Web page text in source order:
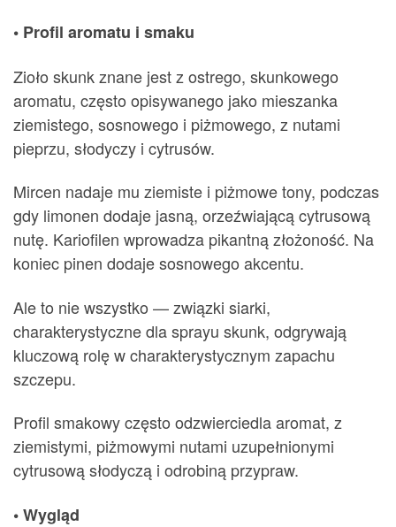
• Profil aromatu i smaku
Zioło skunk znane jest z ostrego, skunkowego
aromatu, często opisywanego jako mieszanka
ziemistego, sosnowego i piżmowego, z nutami
pieprzu, słodyczy i cytrusów.
Mircen nadaje mu ziemiste i piżmowe tony, podczas
gdy limonen dodaje jasną, orzeźwiającą cytrusową
nutę. Kariofilen wprowadza pikantną złożoność. Na
koniec pinen dodaje sosnowego akcentu.
Ale to nie wszystko — związki siarki,
charakterystyczne dla sprayu skunk, odgrywają
kluczową rolę w charakterystycznym zapachu
szczepu.
Profil smakowy często odzwierciedla aromat, z
ziemistymi, piżmowymi nutami uzupełnionymi
cytrusową słodyczą i odrobiną przypraw.
• Wygląd